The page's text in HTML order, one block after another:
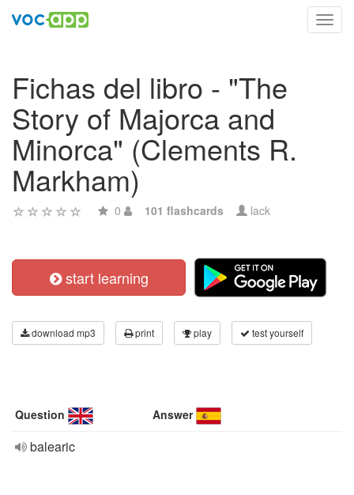
Fichas del libro - "The
Story of Majorca and
Minorca" (Clements R.
Markham)
0 101 flashcards lack
start learning
download mp3 print play test yourself
Question Answer
balearic